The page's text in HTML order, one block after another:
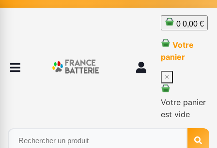
0 0,00 €
Votre
panier
×
Votre panier
est vide